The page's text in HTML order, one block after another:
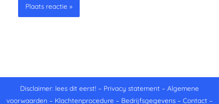
Disclaimer: lees dit eerst! – Privacy statement – Algemene
voorwaarden – Klachtenprocedure – Bedrijfsgegevens – Contact –